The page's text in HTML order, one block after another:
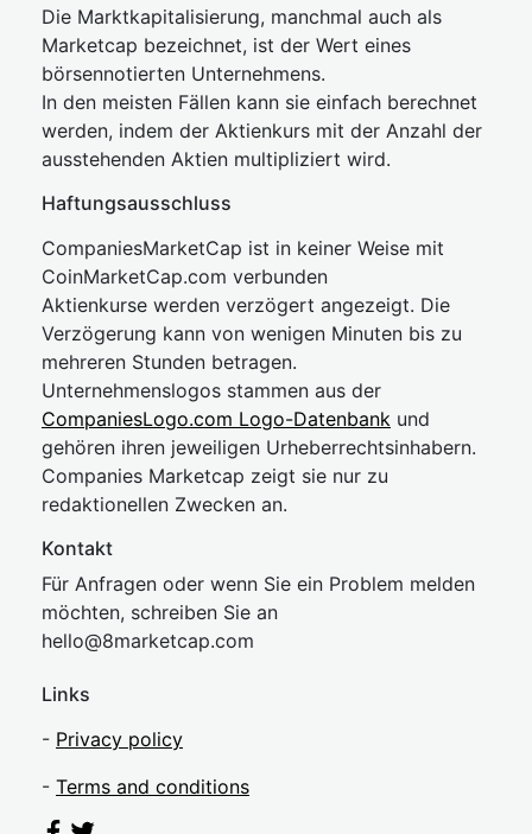
Die Marktkapitalisierung, manchmal auch als
Marketcap bezeichnet, ist der Wert eines
börsennotierten Unternehmens.
In den meisten Fällen kann sie einfach berechnet
werden, indem der Aktienkurs mit der Anzahl der
ausstehenden Aktien multipliziert wird.
Haftungsausschluss
CompaniesMarketCap ist in keiner Weise mit
CoinMarketCap.com verbunden
Aktienkurse werden verzögert angezeigt. Die
Verzögerung kann von wenigen Minuten bis zu
mehreren Stunden betragen.
Unternehmenslogos stammen aus der
CompaniesLogo.com Logo-Datenbank und
gehören ihren jeweiligen Urheberrechtsinhabern.
Companies Marketcap zeigt sie nur zu
redaktionellen Zwecken an.
Kontakt
Für Anfragen oder wenn Sie ein Problem melden
möchten, schreiben Sie an
hello@8marketcap.com
Links
- Privacy policy
- Terms and conditions